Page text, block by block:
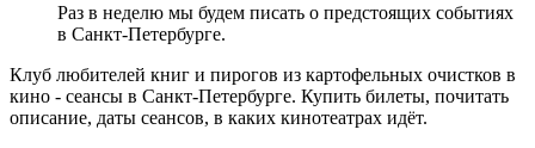
Раз в неделю мы будем писать о предстоящих событиях
в Санкт-Петербурге.
Клуб любителей книг и пирогов из картофельных очистков в
кино - сеансы в Санкт-Петербурге. Купить билеты, почитать
описание, даты сеансов, в каких кинотеатрах идёт.